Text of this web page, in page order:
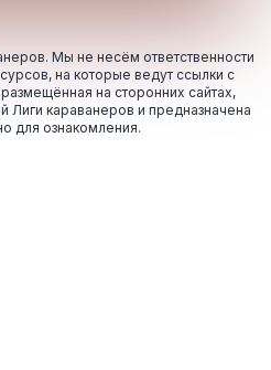
Мы не несём ответственности
на которые ведут ссылки с
на сторонних сайтах,
Лиги караванеров и предназначена
для ознакомления.